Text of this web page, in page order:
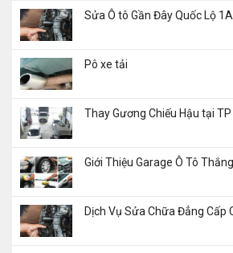
Sửa Ô tô Gần Đây Quốc Lộ 1A
Pô xe tải
Thay Gương Chiếu Hậu tại TP
Giới Thiệu Garage Ô Tô
Dịch Vụ Sửa Chữa Đẳng Cấp